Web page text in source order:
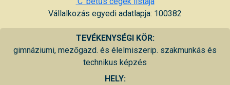
Vállalkozás egyedi adatlapja: 100382
TEVÉKENYSÉGI KÖR:
gimnáziumi, mezőgazd. és élelmiszerip. szakmunkás és
technikus képzés
HELY: